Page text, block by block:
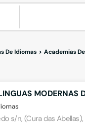
De Idiomas Academias
MODERNAS
s/n, (Cura das